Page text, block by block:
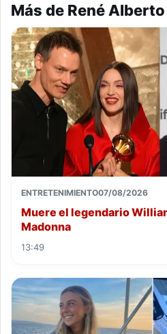
Más de René
ENTRETENIMIENTO07/08/2026
Muere el legendario
Madonna
13:49